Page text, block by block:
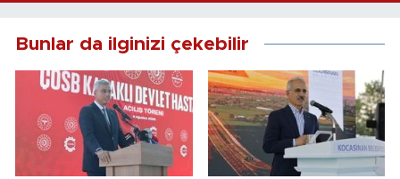
Bunlar da ilginizi çekebilir